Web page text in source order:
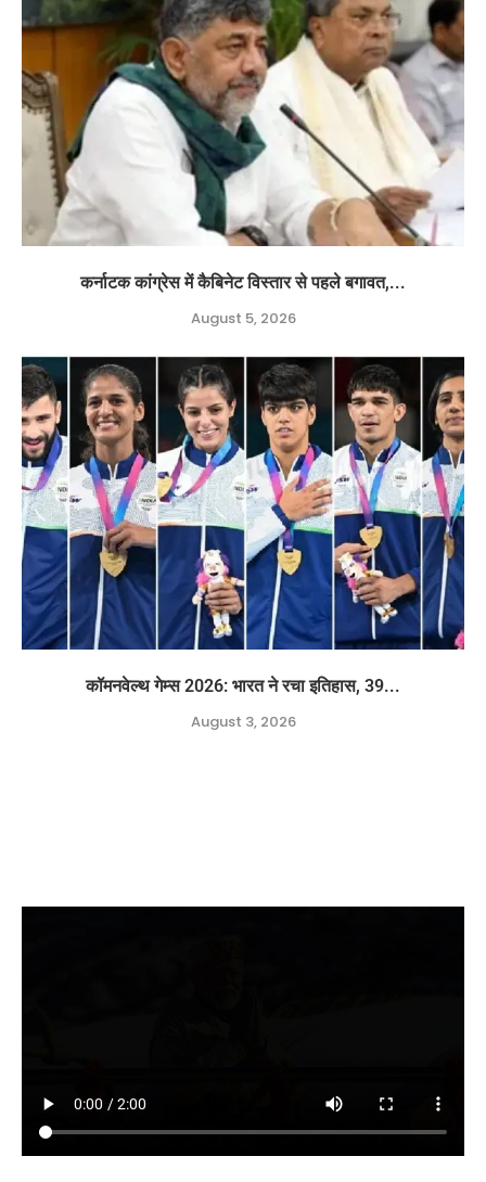
कर्नाटक कांग्रेस में कैबिनेट विस्तार से पहले बगावत,...
August 5, 2026
कॉमनवेल्थ गेम्स 2026: भारत ने रचा इतिहास, 39...
August 3, 2026